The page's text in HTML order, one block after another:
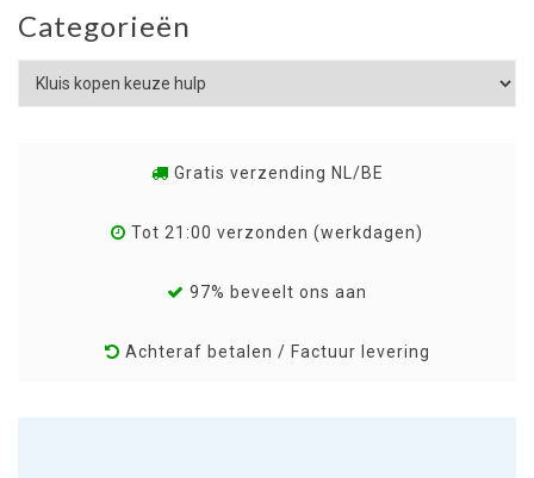
Categorieën
Gratis verzending NL/BE
Tot 21:00 verzonden (werkdagen)
97% beveelt ons aan
Achteraf betalen / Factuur levering